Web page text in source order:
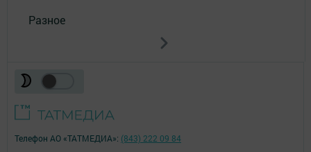
Разное
Телефон АО «ТАТМЕДИА»: (843) 222 09 84